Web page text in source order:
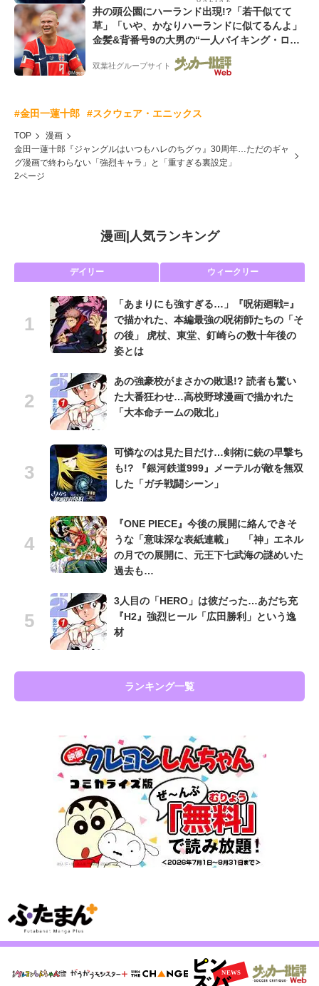
井の頭公園にハーランド出現!?「若干似てて
草」「いや、かなりハーランドに似てるんよ」
金髪&背番号9の大男の“一人バイキング・ロ
ー”映像が話題!「元気をもらった」
双葉社グループサイト
#金田一蓮十郎 #スクウェア・エニックス
TOP
漫画
金田一蓮十郎『ジャングルはいつもハレのちグゥ』30周年…ただのギャ
グ漫画で終わらない「強烈キャラ」と「重すぎる裏設定」
2ページ
漫画| 人気ランキング
デイリー ウィークリー
「あまりにも強すぎる…」『呪術廻戦≡』
で描かれた、本編最強の呪術師たちの「そ
の後」 虎杖、東堂、釘崎らの数十年後の
姿とは
あの強豪校がまさかの敗退!? 読者も驚い
た大番狂わせ…高校野球漫画で描かれた
「大本命チームの敗北」
可憐なのは見た目だけ…剣術に銃の早撃ち
も!? 『銀河鉄道999』メーテルが敵を無双
した「ガチ戦闘シーン」
『ONE PIECE』今後の展開に絡んできそ
うな「意味深な表紙連載」 「神」エネル
の月での展開に、元王下七武海の謎めいた
過去も…
3人目の「HERO」は彼だった…あだち充
『H2』強烈ヒール「広田勝利」という逸
材
ランキング一覧